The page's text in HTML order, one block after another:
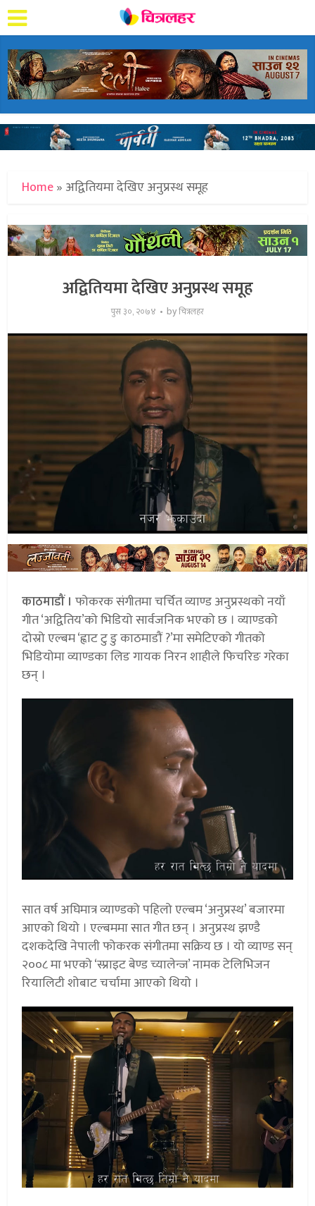
Home» अद्वितियमा देखिए अनुप्रस्थ समूह
अद्वितियमा देखिए अनुप्रस्थ समूह
पुस ३०, २०७४ byचित्रलहर
काठमाडौं । फोकरक संगीतमा चर्चित व्याण्ड अनुप्रस्थको नयाँ
गीत ‘अद्वितिय’को भिडियो सार्वजनिक भएको छ । व्याण्डको
दोस्रो एल्बम ‘ह्वाट टु डु काठमाडौं ?’मा समेटिएको गीतको
भिडियोमा व्याण्डका लिड गायक निरन शाहीले फिचरिङ गरेका
छन् ।
सात वर्ष अघिमात्र व्याण्डको पहिलो एल्बम ‘अनुप्रस्थ’ बजारमा
आएको थियो । एल्बममा सात गीत छन् । अनुप्रस्थ झण्डै
दशकदेखि नेपाली फोकरक संगीतमा सक्रिय छ । यो व्याण्ड सन्
२००८ मा भएको ‘स्प्राइट बेण्ड च्यालेन्ज’ नामक टेलिभिजन
रियालिटी शोबाट चर्चामा आएको थियो ।